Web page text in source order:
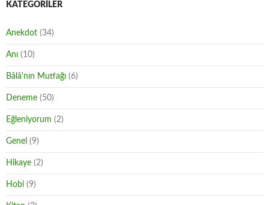
KATEGORILER
Anekdot (34)
Anı (10)
Bâlâ'nın Mutfağı (6)
Deneme (50)
Eğleniyorum (2)
Genel (9)
Hikaye (2)
Hobi (9)